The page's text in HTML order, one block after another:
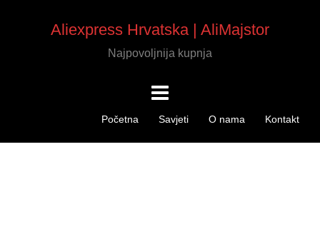
Aliexpress Hrvatska | AliMajstor
Najpovoljnija kupnja
Početna Savjeti O nama Kontakt